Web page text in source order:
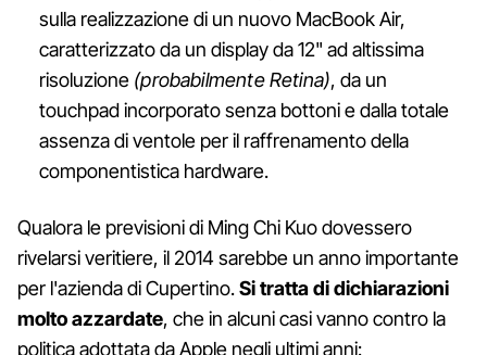
sulla realizzazione di un nuovo MacBook Air,
caratterizzato da un display da 12" ad altissima
risoluzione (probabilmente Retina), da un
touchpad incorporato senza bottoni e dalla totale
assenza di ventole per il raffrenamento della
componentistica hardware.
Qualora le previsioni di Ming Chi Kuo dovessero
rivelarsi veritiere, il 2014 sarebbe un anno importante
per l'azienda di Cupertino.Si tratta di dichiarazioni
molto azzardate, che in alcuni casi vanno contro la
politica adottata da Apple negli ultimi anni: